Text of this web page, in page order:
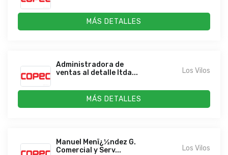
MÁS DETALLES
Administradora de
ventas al detalle ltda...
Los Vilos
MÁS DETALLES
Manuel Menï¿½ndez G.
Comercial y Serv...
Los Vilos